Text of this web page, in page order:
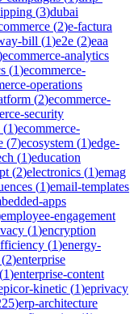
(3)dubai
(2)e-factura
bill (1)e2e (2)eaa
ecommerce-analytics
(1)ecommerce-
operations
(2)ecommerce-
security
(1)ecommerce-
(7)ecosystem (1)edge-
(1)education
(2)electronics (1)emag
(1)email-templates
apps
employee-engagement
(1)encryption
(1)energy-
(2)enterprise
(1)enterprise-content
kinetic (1)eprivacy
)erp-architecture